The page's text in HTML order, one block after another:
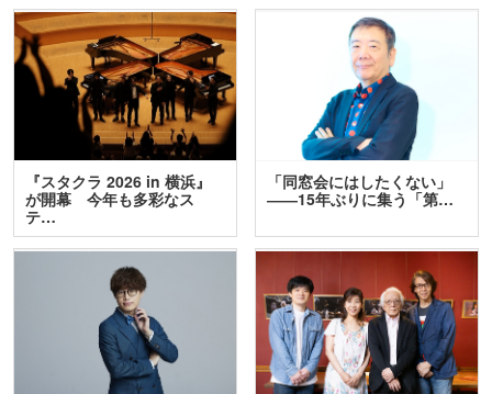
『スタクラ 2026 in 横浜』
が開幕 今年も多彩なス
テ…
「同窓会にはしたくない」
――15年ぶりに集う「第…